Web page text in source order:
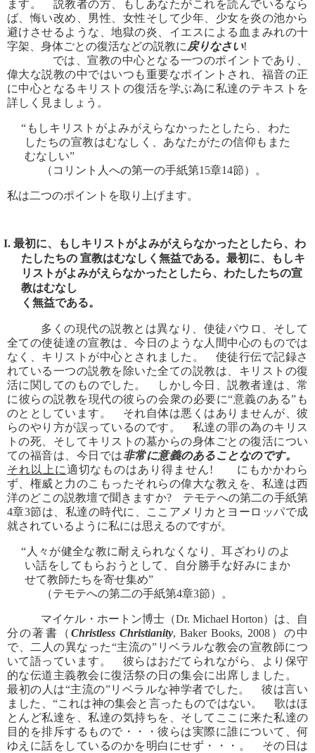
ます。 説教者の方、もしあなたがこれを読んでいるなら
ば、悔い改め、男性、女性そして少年、少女を炎の池から
避けさせるような、地獄の炎、イエスによる血まみれの十
字架、身体ごとの復活などの説教に 戻りなさい!
では、宣教の中心となる一つのポイントであり、
偉大な説教の中ではいつも重要なポイントされ、福音の正
に中心となるキリストの復活を学ぶ為に私達のテキストを
詳しく見ましょう。
“もしキリストがよみがえらなかったとしたら、わた
したちの宣教はむなしく、あなたがたの信仰もまた
むなしい”
（コリント人への第一の手紙第15章14節）。
私は二つのポイントを取り上げます。
I. 最初に、もしキリストがよみがえらなかったとしたら、わ
たしたちの 宣教はむなしく無益である。最初に、もしキ
リストがよみがえらなかったとしたら、わたしたちの宣
教はむなし
く無益である。
多くの現代の説教とは異なり、使徒パウロ、そして
全ての使徒達の宣教は、今日のような人間中心のものでは
なく、キリストが中心とされました。 使徒行伝で記録さ
れている一つの説教を除いた全ての説教は、キリストの復
活に関してのものでした。 しかし今日、説教者達は、常
に彼らの説教を現代の彼らの会衆の必要に“意義のある”も
のととしています。 それ自体は悪くはありませんが、彼
らのやり方が誤っているのです。 私達の罪の為のキリス
トの死、そしてキリストの墓からの身体ごとの復活につい
ての福音は、今日では非常に意義のあることなのです。
それ以上に適切なものはあり得ません! にもかかわら
ず、権威と力のこもったそれらの偉大な教えを、私達は西
洋のどこの説教壇で聞きますか? テモテへの第二の手紙第
4章3節は、私達の時代に、ここアメリカとヨーロッパで成
就されているように私には思えるのですが。
“人々が健全な教に耐えられなくなり、耳ざわりのよ
い話をしてもらおうとして、自分勝手な好みにまか
せて教師たちを寄せ集め”
（テモテへの第二の手紙第4章3節）。
マイケル・ホートン博士（Dr. Michael Horton）は、自
分の著書（ Christless Christianity, Baker Books, 2008）の中
で、二人の異なった“主流の”リベラルな教会の宣教師につ
いて語っています。 彼らはおだてられながら、より保守
的な伝道主義教会に復活祭の日の集会に出席しました。
最初の人は“主流の”リベラルな神学者でした。 彼は言い
ました、“これは神の集会と言ったものではない。 歌はほ
とんど私達を、私達の気持ちを、そしてここに来た私達の
目的を排斥するもので・・・彼らは実際に誰について、何
ゆえに話をしているのかを明白にせず・・・。 その日は